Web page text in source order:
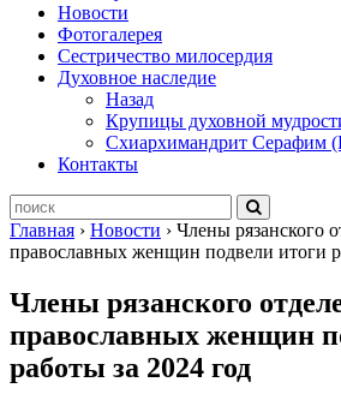
Новости
Фотогалерея
Сестричество милосердия
Духовное наследие
Назад
Крупицы духовной
Схиархимандрит Серафим
Контакты
Главная › Новости › Члены рязанского
православных женщин подвели итоги
Члены рязанского
православных женщин
работы за 2024 год